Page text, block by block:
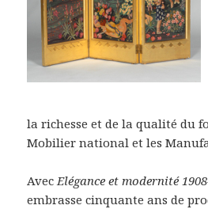
la richesse et de la qualité du
Mobilier national et les
Avec Elégance et modernité
embrasse cinquante ans de